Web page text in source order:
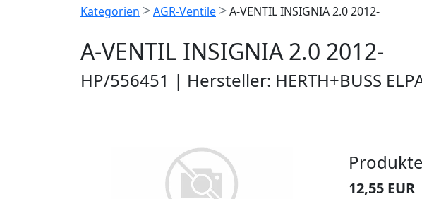
Kategorien >AGR-Ventile >A-VENTIL INSIGNIA 2.0 2012-
A-VENTIL INSIGNIA 2.0 2012-
HP/556451 | Hersteller: HERTH+BUSS
12,55 EUR